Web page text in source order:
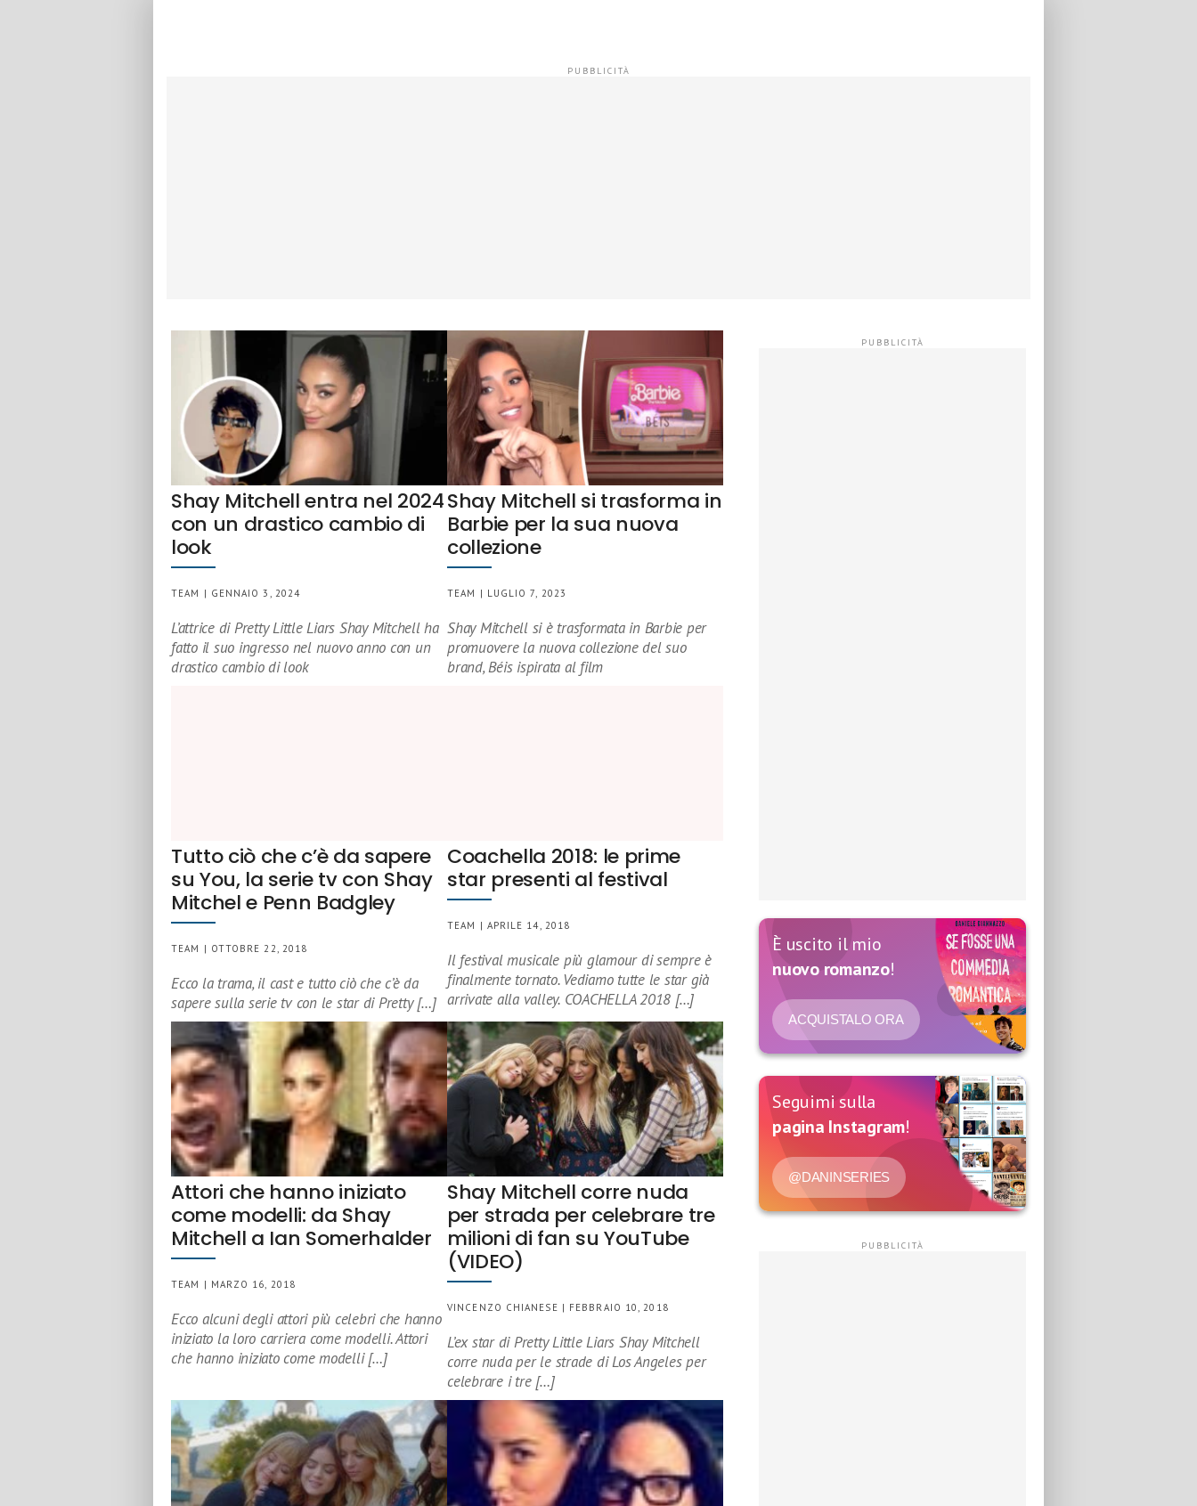
Shay Mitchell entra nel 2024
con un drastico cambio di
look
TEAM | GENNAIO 3, 2024
L’attrice di Pretty Little Liars Shay Mitchell ha
fatto il suo ingresso nel nuovo anno con un
drastico cambio di look
Shay Mitchell si trasforma in
Barbie per la sua nuova
collezione
TEAM | LUGLIO 7, 2023
Shay Mitchell si è trasformata in Barbie per
promuovere la nuova collezione del suo
brand, Béis ispirata al film
Tutto ciò che c’è da sapere
su You, la serie tv con Shay
Mitchel e Penn Badgley
TEAM | OTTOBRE 22, 2018
Ecco la trama, il cast e tutto ciò che c’è da
sapere sulla serie tv con le star di Pretty […]
Coachella 2018: le prime
star presenti al festival
TEAM | APRILE 14, 2018
Il festival musicale più glamour di sempre è
finalmente tornato. Vediamo tutte le star già
arrivate alla valley. COACHELLA 2018 […]
Attori che hanno iniziato
come modelli: da Shay
Mitchell a Ian Somerhalder
TEAM | MARZO 16, 2018
Ecco alcuni degli attori più celebri che hanno
iniziato la loro carriera come modelli. Attori
che hanno iniziato come modelli […]
Shay Mitchell corre nuda
per strada per celebrare tre
milioni di fan su YouTube
(VIDEO)
VINCENZO CHIANESE | FEBBRAIO 10, 2018
L’ex star di Pretty Little Liars Shay Mitchell
corre nuda per le strade di Los Angeles per
celebrare i tre […]
È uscito il mio
nuovo romanzo!
ACQUISTALO ORA
Seguimi sulla
pagina Instagram!
@DANINSERIES